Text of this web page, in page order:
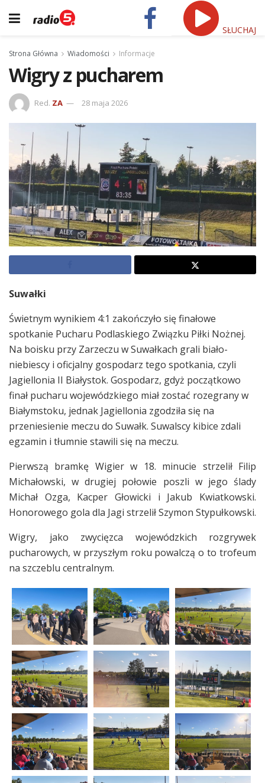
SŁUCHAJ
Strona Główna Wiadomości Informacje
Wigry z pucharem
Red. ZA 28 maja 2026
Suwałki
Świetnym wynikiem 4:1 zakończyło się finałowe
spotkanie Pucharu Podlaskiego Związku Piłki Nożnej.
Na boisku przy Zarzeczu w Suwałkach grali biało-
niebiescy i oficjalny gospodarz tego spotkania, czyli
Jagiellonia II Białystok. Gospodarz, gdyż początkowo
finał pucharu wojewódzkiego miał zostać rozegrany w
Białymstoku, jednak Jagiellonia zgodziła się na
przeniesienie meczu do Suwałk. Suwalscy kibice zdali
egzamin i tłumnie stawili się na meczu.
Pierwszą bramkę Wigier w 18. minucie strzelił Filip
Michałowski, w drugiej połowie poszli w jego ślady
Michał Ozga, Kacper Głowicki i Jakub Kwiatkowski.
Honorowego gola dla Jagi strzelił Szymon Stypułkowski.
Wigry, jako zwycięzca wojewódzkich rozgrywek
pucharowych, w przyszłym roku powalczą o to trofeum
na szczeblu centralnym.